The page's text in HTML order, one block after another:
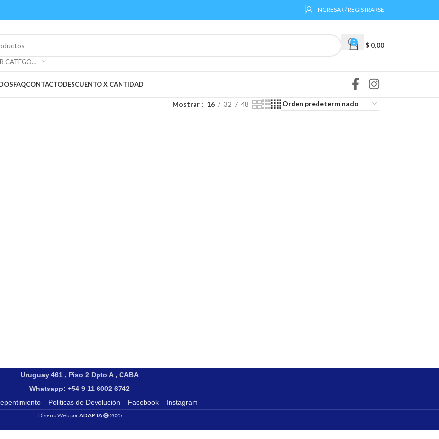
INGRESAR / REGISTRARSE
SELECCIONAR CATEGORÍA
0 $ 0,00
FAQCONTACTODESCUENTO X CANTIDAD
Mostrar 16 32 48
Uruguay 461 , Piso 2 Dpto A , CABA
Whatsapp: +54 9 11 6002 6742
– Politicas de Devolución – Facebook– Instagram
Diseño Web porADAPTA 2025